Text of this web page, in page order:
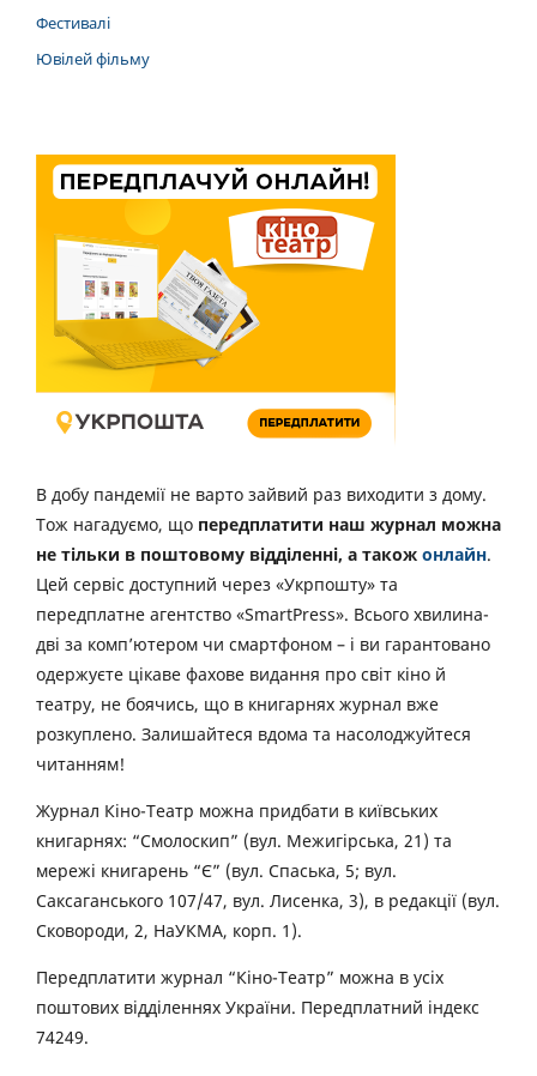
Фестивалі
Ювілей фільму
В добу пандемії не варто зайвий раз виходити з дому.
Тож нагадуємо, що передплатити наш журнал можна
не тільки в поштовому відділенні, а також онлайн.
Цей сервіс доступний через «Укрпошту» та
передплатне агентство «SmartPress». Всього хвилина-
дві за комп’ютером чи смартфоном – і ви гарантовано
одержуєте цікаве фахове видання про світ кіно й
театру, не боячись, що в книгарнях журнал вже
розкуплено. Залишайтеся вдома та насолоджуйтеся
читанням!
Журнал Кіно-Театр можна придбати в київських
книгарнях: “Смолоскип” (вул. Межигірська, 21) та
мережі книгарень “Є” (вул. Спаська, 5; вул.
Саксаганського 107/47, вул. Лисенка, 3), в редакції (вул.
Сковороди, 2, НаУКМА, корп. 1).
Передплатити журнал “Кіно-Театр” можна в усіх
поштових відділеннях України. Передплатний індекс
74249.